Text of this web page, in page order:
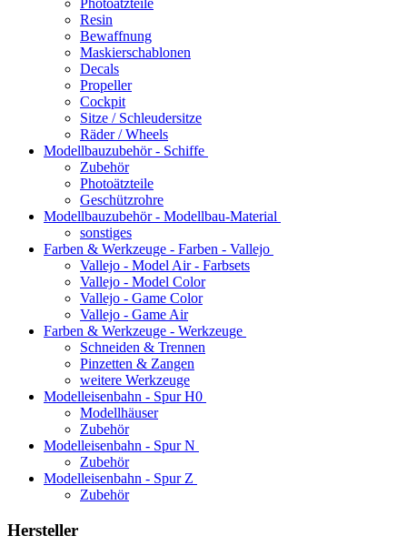
Resin
Bewaffnung
Maskierschablonen
Decals
Propeller
Cockpit
Sitze / Schleudersitze
Räder / Wheels
Modellbauzubehör - Schiffe
Zubehör
Photoätzteile
Geschützrohre
Modellbauzubehör - Modellbau-Material
sonstiges
Farben & Werkzeuge - Farben - Vallejo
Vallejo - Model Air - Farbsets
Vallejo - Model Color
Vallejo - Game Color
Vallejo - Game Air
Farben & Werkzeuge - Werkzeuge
Schneiden & Trennen
Pinzetten & Zangen
weitere Werkzeuge
Modelleisenbahn - Spur H0
Modellhäuser
Zubehör
Modelleisenbahn - Spur N
Zubehör
Modelleisenbahn - Spur Z
Zubehör
Hersteller